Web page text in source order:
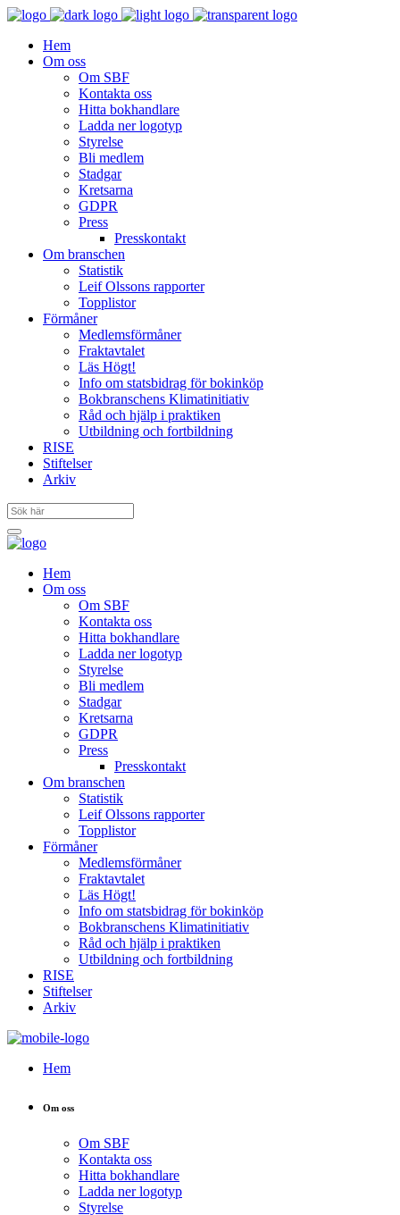
Hem
Om oss
Om SBF
Kontakta oss
Hitta bokhandlare
Ladda ner logotyp
Styrelse
Bli medlem
Stadgar
Kretsarna
GDPR
Press
Presskontakt
Om branschen
Statistik
Leif Olssons rapporter
Topplistor
Förmåner
Medlemsförmåner
Fraktavtalet
Läs Högt!
Info om statsbidrag för bokinköp
Bokbranschens Klimatinitiativ
Råd och hjälp i praktiken
Utbildning och fortbildning
RISE
Stiftelser
Arkiv
Hem
Om oss
Om SBF
Kontakta oss
Hitta bokhandlare
Ladda ner logotyp
Styrelse
Bli medlem
Stadgar
Kretsarna
GDPR
Press
Presskontakt
Om branschen
Statistik
Leif Olssons rapporter
Topplistor
Förmåner
Medlemsförmåner
Fraktavtalet
Läs Högt!
Info om statsbidrag för bokinköp
Bokbranschens Klimatinitiativ
Råd och hjälp i praktiken
Utbildning och fortbildning
RISE
Stiftelser
Arkiv
Hem
Om oss
Om SBF
Kontakta oss
Hitta bokhandlare
Ladda ner logotyp
Styrelse